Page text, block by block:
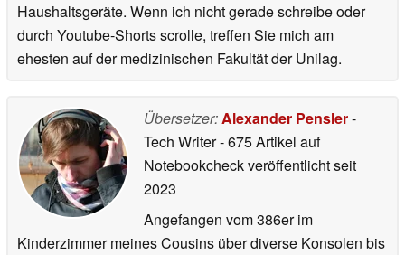
Haushaltsgeräte. Wenn ich nicht gerade schreibe oder
durch Youtube-Shorts scrolle, treffen Sie mich am
ehesten auf der medizinischen Fakultät der Unilag.
Übersetzer:Alexander Pensler-
Tech Writer- 675 Artikel auf
Notebookcheck veröffentlichtseit
2023
Angefangen vom 386er im
Kinderzimmer meines Cousins über diverse Konsolen bis